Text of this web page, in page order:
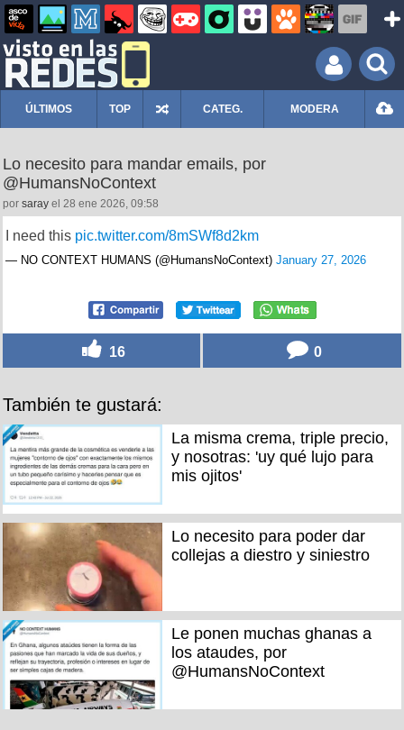
ÚLTIMOS TOP CATEG. MODERA
Lo necesito para mandar emails, por
@HumansNoContext
por saray el 28 ene 2026, 09:58
I need this pic.twitter.com/8mSWf8d2km
— NO CONTEXT HUMANS (@HumansNoContext) January 27, 2026
16 0
También te gustará:
La misma crema, triple precio,
y nosotras: 'uy qué lujo para
mis ojitos'
Lo necesito para poder dar
collejas a diestro y siniestro
Le ponen muchas ghanas a
los ataudes, por
@HumansNoContext